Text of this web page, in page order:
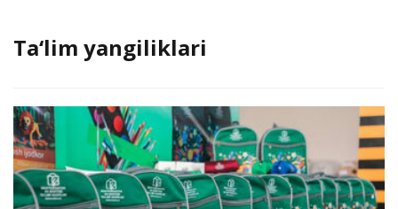
Ta‘lim yangiliklari